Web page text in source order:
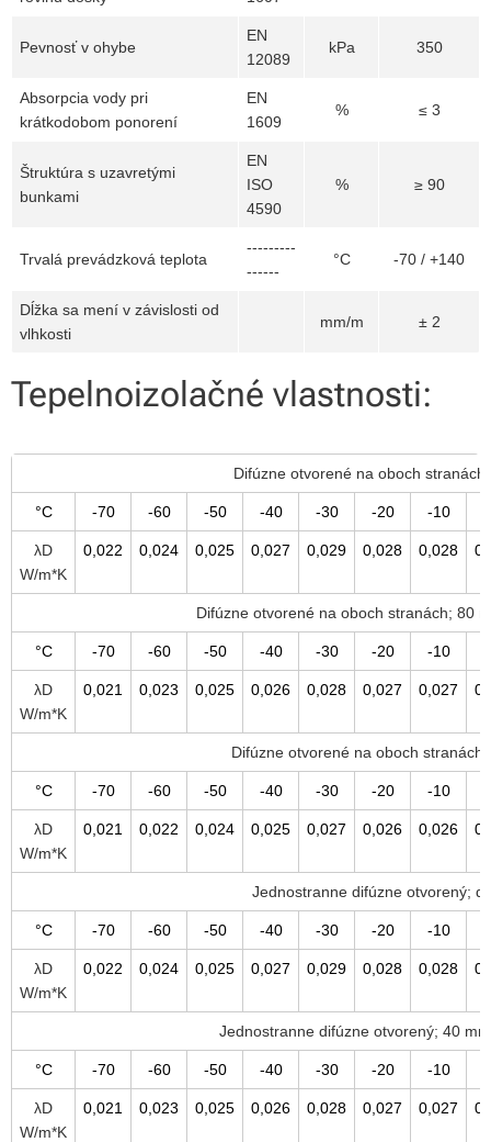
Pevnosť v ohybe
EN
12089
kPa 350
Absorpcia vody pri
krátkodobom ponorení
EN
1609
% ≤ 3
Štruktúra s uzavretými
bunkami
EN
ISO
4590
% ≥ 90
Trvalá prevádzková teplota
---------
------
°C -70 / +140
Dĺžka sa mení v závislosti od
vlhkosti
mm/m ± 2
Tepelnoizolačné vlastnosti:
Difúzne otvorené na oboch
°C -70 -60 -50 -40 -30 -20 -10
λD
W/m*K
0,022 0,024 0,025 0,027 0,029 0,028 0,028
Difúzne otvorené na oboch stranách; 80
°C -70 -60 -50 -40 -30 -20 -10
λD
W/m*K
0,021 0,023 0,025 0,026 0,028 0,027 0,027
Difúzne otvorené na oboch
°C -70 -60 -50 -40 -30 -20 -10
λD
W/m*K
0,021 0,022 0,024 0,025 0,027 0,026 0,026
Jednostranne difúzne otvorený;
°C -70 -60 -50 -40 -30 -20 -10
λD
W/m*K
0,022 0,024 0,025 0,027 0,029 0,028 0,028
Jednostranne difúzne otvorený; 40
°C -70 -60 -50 -40 -30 -20 -10
λD
W/m*K
0,021 0,023 0,025 0,026 0,028 0,027 0,027